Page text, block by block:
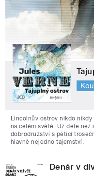
Lincolnův ostrov nikdo
na celém světě. Už déle
dobrodružství s pěticí
hlavně nejedno tajemství.
Denár v